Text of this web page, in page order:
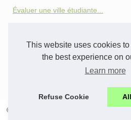
This website uses cookies
the best experience on
Learn more
Refuse Cookie
Évaluer une ville étudiante...
Senior
© 2026